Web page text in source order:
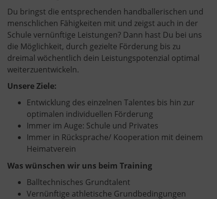
Du bringst die entsprechenden handballerischen und
menschlichen Fähigkeiten mit und zeigst auch in der
Schule vernünftige Leistungen? Dann hast Du bei uns
die Möglichkeit, durch gezielte Förderung bis zu
dreimal wöchentlich dein Leistungspotenzial optimal
weiterzuentwickeln.
Unsere Ziele:
Entwicklung des einzelnen Talentes bis hin zur
optimalen individuellen Förderung
Immer im Auge: Schule und Privates
Immer in Rücksprache/ Kooperation mit deinem
Heimatverein
Was wünschen wir uns beim Training
Balltechnisches Grundtalent
Vernünftige athletische Grundbedingungen